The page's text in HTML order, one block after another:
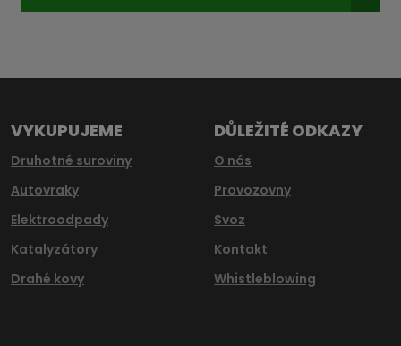
nepodařilo
VYKUPUJEME
Druhotné suroviny
Autovraky
Elektroodpady
Katalyzátory
Drahé kovy
DŮLEŽITÉ ODKAZY
O nás
Provozovny
Svoz
Kontakt
Whistleblowing